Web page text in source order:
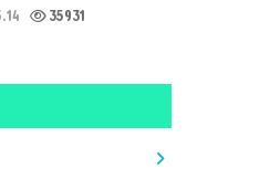
35931